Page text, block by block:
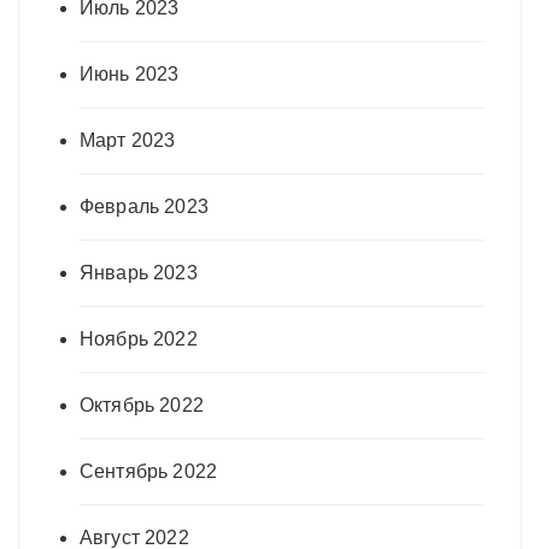
Июль 2023
Июнь 2023
Март 2023
Февраль 2023
Январь 2023
Ноябрь 2022
Октябрь 2022
Сентябрь 2022
Август 2022